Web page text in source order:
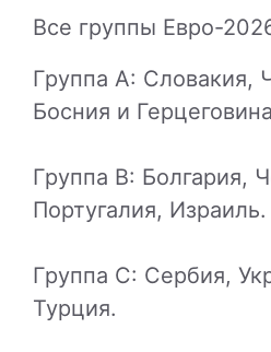
Все группы Евро-
Группа A: Словакия,
Босния и
Группа B: Болгария,
Португалия, Израиль.
Группа C: Сербия,
Турция.